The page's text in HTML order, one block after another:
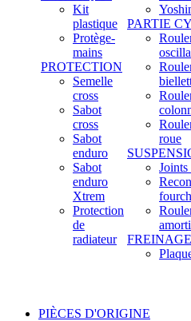
Kit
plastique
Protège-
mains
PROTECTION
Semelle
cross
Sabot
cross
Sabot
enduro
Sabot
enduro
Xtrem
Protection
de
radiateur
PARTIE
roue
FREINAGE
PIÈCES D'ORIGINE